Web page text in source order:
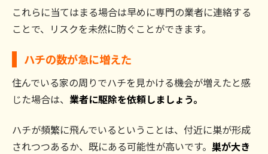
これらに当てはまる場合は早めに専門の業者に連絡する
ことで、リスクを未然に防ぐことができます。
ハチの数が急に増えた
住んでいる家の周りでハチを見かける機会が増えたと感
じた場合は、 業者に駆除を依頼しましょう。
ハチが頻繁に飛んでいるということは、付近に巣が形成
されつつあるか、既にある可能性が高いです。巣が大き